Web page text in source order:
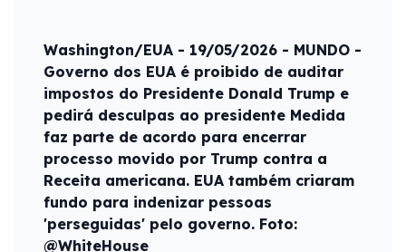
Washington/EUA - 19/05/2026 - MUNDO -
Governo dos EUA é proibido de auditar
impostos do Presidente Donald Trump e
pedirá desculpas ao presidente Medida
faz parte de acordo para encerrar
processo movido por Trump contra a
Receita americana. EUA também criaram
fundo para indenizar pessoas
'perseguidas' pelo governo. Foto:
@WhiteHouse